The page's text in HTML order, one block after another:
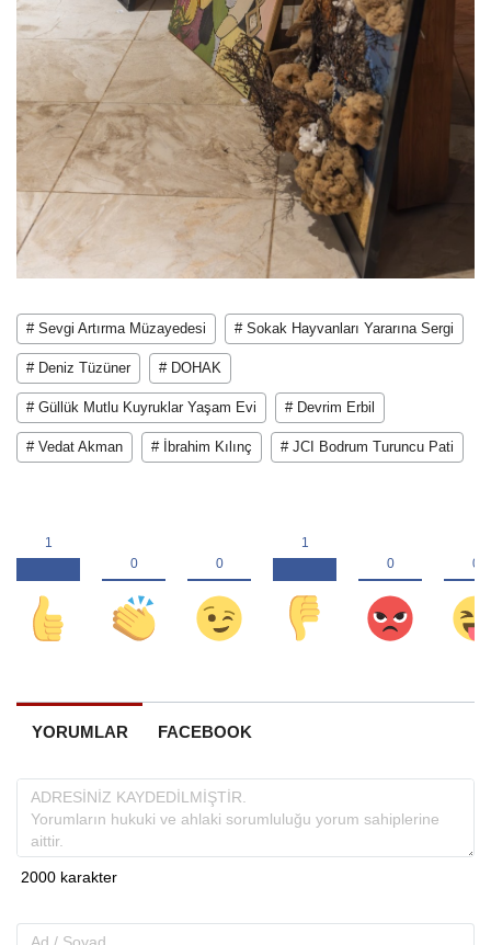
# Sevgi Artırma Müzayedesi # Sokak Hayvanları Yararına Sergi
# Deniz Tüzüner # DOHAK
# Güllük Mutlu Kuyruklar Yaşam Evi # Devrim Erbil
# Vedat Akman # İbrahim Kılınç # JCI Bodrum Turuncu Pati
YORUMLAR FACEBOOK